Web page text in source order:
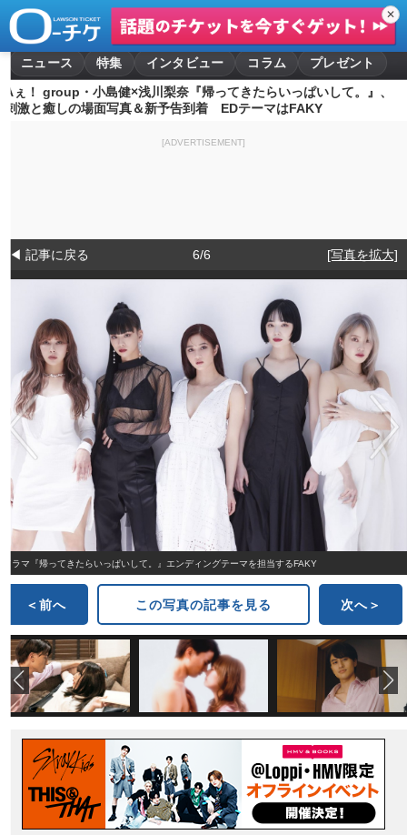
✕
ニュース 特集 インタビュー コラム
プレゼント
Aぇ！ group・小島健×浅川梨奈『帰ってきたらいっぱいして。』、
刺激と癒しの場面写真＆新予告到着 EDテーマはFAKY
[ADVERTISEMENT]
◀ 記事に戻る 6/6 [写真を拡大]
ドラマ『帰ってきたらいっぱいして。』エンディングテーマを担当するFAKY
＜前へ この写真の記事を見る 次へ＞